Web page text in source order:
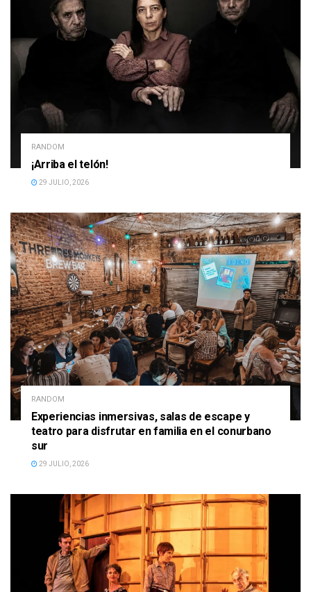
RANDOM
¡Arriba el telón!
29 JULIO, 2026
RANDOM
Experiencias inmersivas, salas de escape y
teatro para disfrutar en familia en el conurbano
sur
29 JULIO, 2026